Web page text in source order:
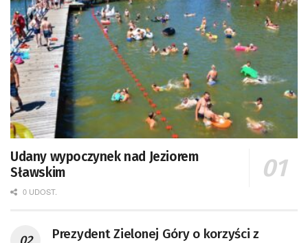
Udany wypoczynek nad Jeziorem
Sławskim
0 UDOST.
Prezydent Zielonej Góry o korzyści z